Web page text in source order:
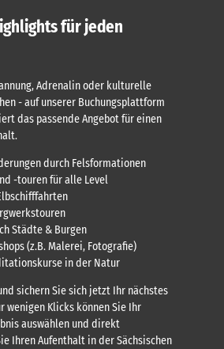
für jeden
Adrenalin oder kulturelle
- auf unserer Buchungsplattform
das passende Angebot für einen
durch Felsformationen
-touren für alle Level
Städte & Burgen
(z.B. Malerei, Fotografie)
in der Natur
sichern Sie sich jetzt Ihr nächstes
wenigen Klicks können Sie Ihr
auswählen und direkt
Ihren Aufenthalt in der Sächsischen